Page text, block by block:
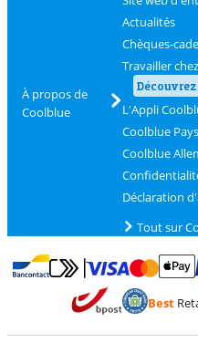
À propos de
Coolblue
Actualités
Chèques-
Travailler
L'Appli
Coolblue
Coolblue
Déclaration
Tout sur
Payer avec Bancontact
Payer avec MasterCard et
Best